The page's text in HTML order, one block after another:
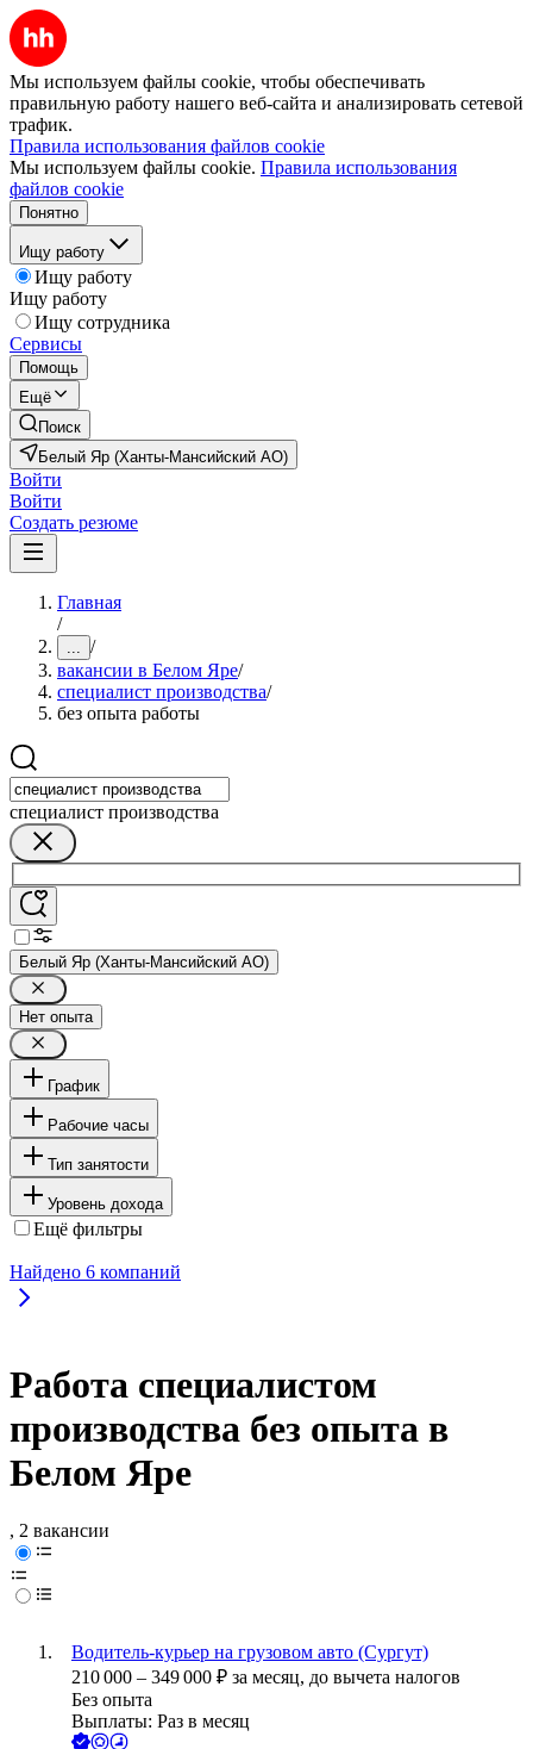
Мы используем файлы cookie, чтобы обеспечивать
правильную работу нашего веб-сайта и анализировать сетевой
трафик.
Правила использования файлов cookie
Мы используем файлы cookie. Правила использования
файлов cookie
Понятно
Ищу работу
Ищу работу
Ищу работу
Ищу сотрудника
Сервисы
Помощь
Ещё
Поиск
Белый Яр (Ханты-Мансийский АО)
Войти
Войти
Создать резюме
Главная
/
... /
вакансии в Белом Яре/
специалист производства/
без опыта работы
специалист производства
Белый Яр (Ханты-Мансийский АО)
Нет опыта
График
Рабочие часы
Тип занятости
Уровень дохода
Ещё фильтры
Найдено 6 компаний
Работа специалистом
производства без опыта в
Белом Яре
, 2 вакансии
Водитель-курьер на грузовом авто (Сургут)
210 000 – 349 000 ₽ за месяц, до вычета налогов
Без опыта
Выплаты: Раз в месяц